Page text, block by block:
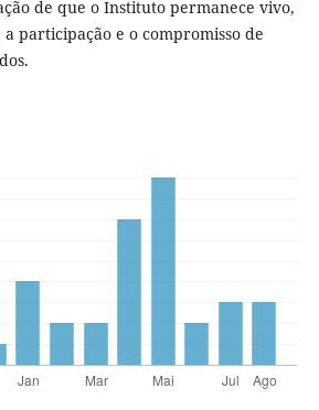
de que o Instituto permanece vivo,
participação e o compromisso de